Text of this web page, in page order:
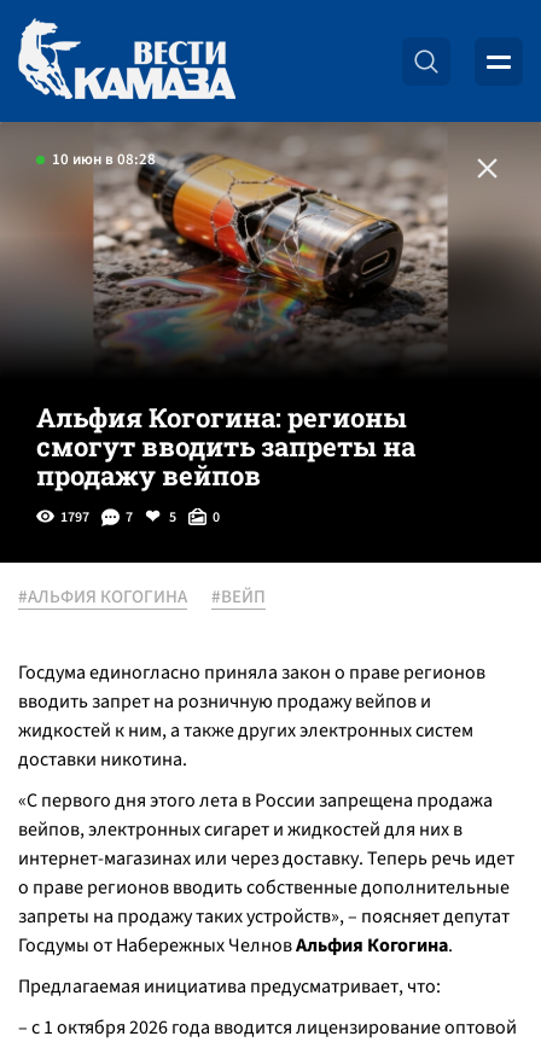
10 июн в 08:28
Альфия Когогина: регионы
смогут вводить запреты на
продажу вейпов
1797 7 5 0
#АЛЬФИЯ КОГОГИНА #ВЕЙП
Госдума единогласно приняла закон о праве регионов
вводить запрет на розничную продажу вейпов и
жидкостей к ним, а также других электронных систем
доставки никотина.
«С первого дня этого лета в России запрещена продажа
вейпов, электронных сигарет и жидкостей для них в
интернет-магазинах или через доставку. Теперь речь идет
о праве регионов вводить собственные дополнительные
запреты на продажу таких устройств», – поясняет депутат
Госдумы от Набережных ЧелновАльфия Когогина.
Предлагаемая инициатива предусматривает, что:
– с 1 октября 2026 года вводится лицензирование оптовой